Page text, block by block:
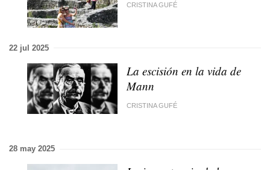
CRISTINA GUFÉ
22 jul 2025
La escisión en la vida de
Mann
CRISTINA GUFÉ
28 may 2025